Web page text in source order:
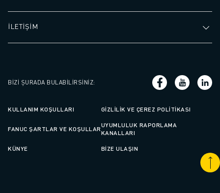
İLETİŞİM
BIZI ŞURADA BULABILIRSINIZ:
KULLANIM KOŞULLARI GIZLILIK VE ÇEREZ POLITIKASI
FANUC ŞARTLAR VE KOŞULLAR
UYUMLULUK RAPORLAMA
KANALLARI
KÜNYE BIZE ULAŞIN